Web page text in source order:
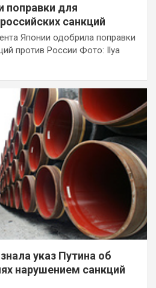
поправки для
санкций
Японии одобрила поправки
против России Фото: Ilya
указ Путина об
нарушением санкций